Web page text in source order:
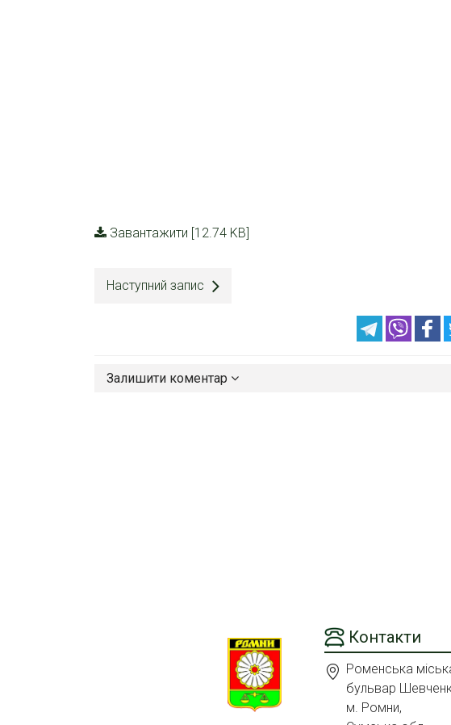
Завантажити [12.74 KB]
Наступний запис
Залишити коментар
Контакти
Роменська
бульвар
м. Ромни,